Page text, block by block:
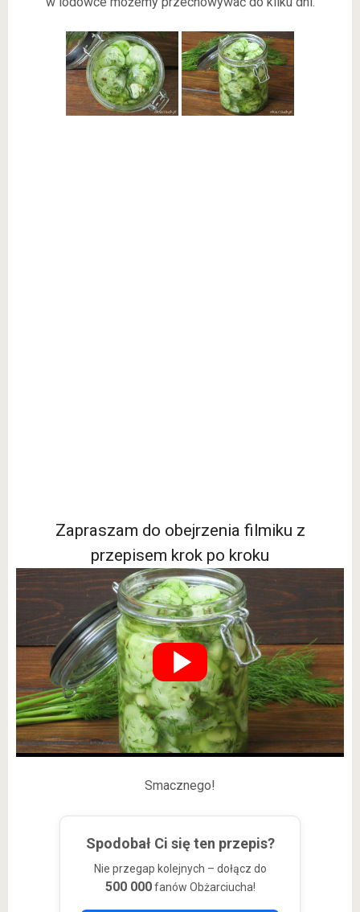
Zapraszam do obejrzenia filmiku z
przepisem krok po kroku
Smacznego!
Spodobał Ci się ten przepis?
Nie przegap kolejnych – dołącz do
500 000fanów Obżarciucha!